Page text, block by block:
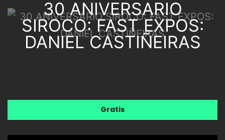
30 ANIVERSARIO
SIROCO: FAST EXPOS:
DANIEL CASTIÑEIRAS
Gratis